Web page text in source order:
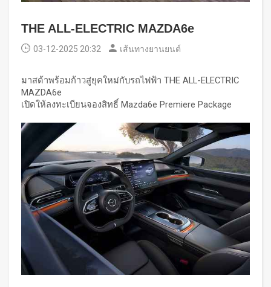
THE ALL-ELECTRIC MAZDA6e
03-12-2025 20:32 เส้นทางยานยนต์
มาสด้าพร้อมก้าวสู่ยุคใหม่กับรถไฟฟ้า THE ALL-ELECTRIC
MAZDA6e
เปิดให้ลงทะเบียนจองสิทธิ์ Mazda6e Premiere Package